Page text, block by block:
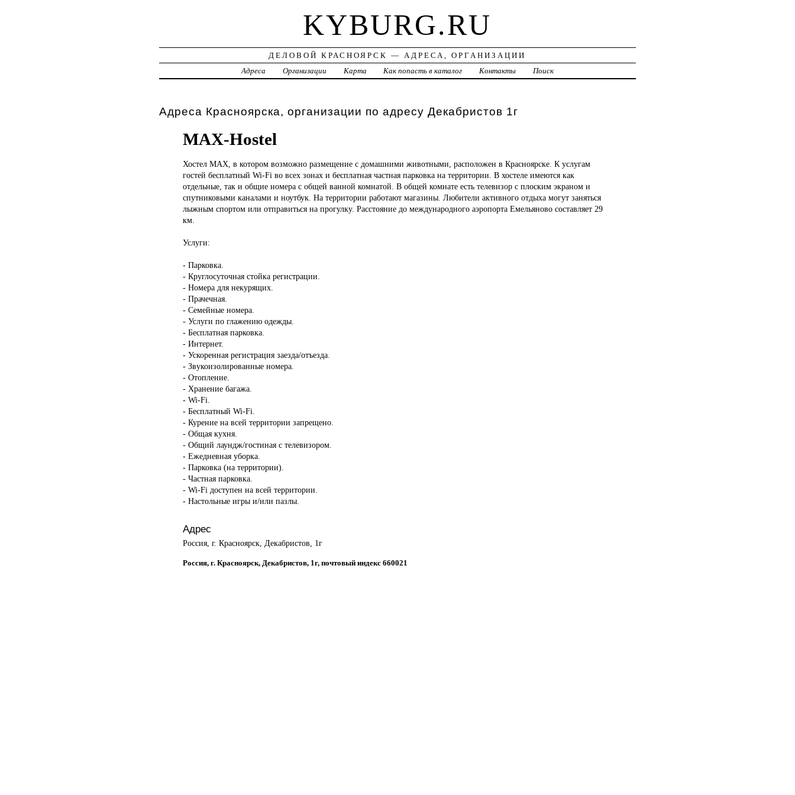
KYBURG.RU
ДЕЛОВОЙ КРАСНОЯРСК — АДРЕСА, ОРГАНИЗАЦИИ
Адреса
Организации Карта Как попасть в каталог Контакты Поиск
Адреса Красноярска, организации по адресу Декабристов 1г
MAX-Hostel
Хостел MAX, в котором возможно размещение с домашними животными, расположен в Красноярске. К услугам
гостей бесплатный Wi-Fi во всех зонах и бесплатная частная парковка на территории. В хостеле имеются как
отдельные, так и общие номера с общей ванной комнатой. В общей комнате есть телевизор с плоским экраном и
спутниковыми каналами и ноутбук. На территории работают магазины. Любители активного отдыха могут заняться
лыжным спортом или отправиться на прогулку. Расстояние до международного аэропорта Емельяново составляет 29
км.
Услуги:
- Парковка.
- Круглосуточная стойка регистрации.
- Номера для некурящих.
- Прачечная.
- Семейные номера.
- Услуги по глажению одежды.
- Бесплатная парковка.
- Интернет.
- Ускоренная регистрация заезда/отъезда.
- Звукоизолированные номера.
- Отопление.
- Хранение багажа.
- Wi-Fi.
- Бесплатный Wi-Fi.
- Курение на всей территории запрещено.
- Общая кухня.
- Общий лаундж/гостиная с телевизором.
- Ежедневная уборка.
- Парковка (на территории).
- Частная парковка.
- Wi-Fi доступен на всей территории.
- Настольные игры и/или пазлы.
Адрес
Россия, г. Красноярск, Декабристов, 1г
Россия, г. Красноярск, Декабристов, 1г, почтовый индекс 660021